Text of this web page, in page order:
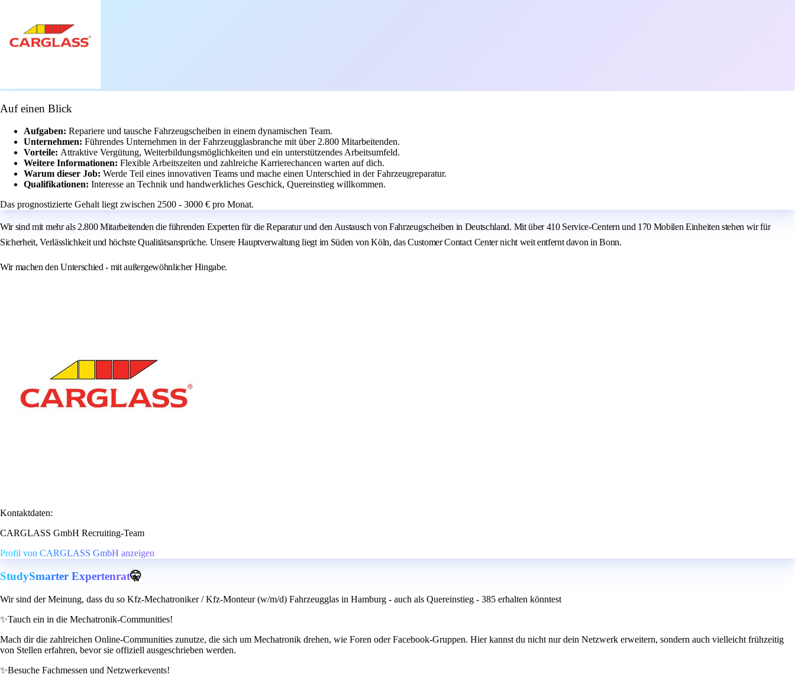
Auf einen Blick
Aufgaben: Repariere und tausche Fahrzeugscheiben in einem dynamischen Team.
Unternehmen: Führendes Unternehmen in der Fahrzeugglasbranche mit über 2.800 Mitarbeitenden.
Vorteile: Attraktive Vergütung, Weiterbildungsmöglichkeiten und ein unterstützendes Arbeitsumfeld.
Weitere Informationen: Flexible Arbeitszeiten und zahlreiche Karrierechancen warten auf dich.
Warum dieser Job: Werde Teil eines innovativen Teams und mache einen Unterschied in der Fahrzeugreparatur.
Qualifikationen: Interesse an Technik und handwerkliches Geschick, Quereinstieg willkommen.
Das prognostizierte Gehalt liegt zwischen 2500 - 3000 € pro Monat.
Wir sind mit mehr als 2.800 Mitarbeitenden die führenden Experten für die Reparatur und den Austausch von Fahrzeugscheiben in Deutschland. Mit über 410 Service-Centern und 170 Mobilen Einheiten stehen wir für
Sicherheit, Verlässlichkeit und höchste Qualitätsansprüche. Unsere Hauptverwaltung liegt im Süden von Köln, das Customer Contact Center nicht weit entfernt davon in Bonn.
Wir machen den Unterschied - mit außergewöhnlicher Hingabe.
Kontaktdaten:
CARGLASS GmbH Recruiting-Team
Profil von CARGLASS GmbH anzeigen
StudySmarter Expertenrat🤫
Wir sind der Meinung, dass du so Kfz-Mechatroniker / Kfz-Monteur (w/m/d) Fahrzeugglas in Hamburg - auch als Quereinstieg - 385 erhalten könntest
✨Tauch ein in die Mechatronik-Communities!
Mach dir die zahlreichen Online-Communities zunutze, die sich um Mechatronik drehen, wie Foren oder Facebook-Gruppen. Hier kannst du nicht nur dein Netzwerk erweitern, sondern auch vielleicht frühzeitig
von Stellen erfahren, bevor sie offiziell ausgeschrieben werden.
✨Besuche Fachmessen und Netzwerkevents!